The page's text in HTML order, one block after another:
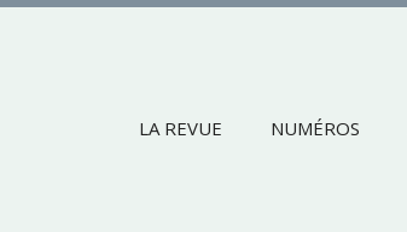
LA REVUE NUMÉROS